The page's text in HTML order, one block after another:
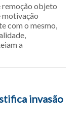
remoção objeto
motivação
com o mesmo,
a
invasão